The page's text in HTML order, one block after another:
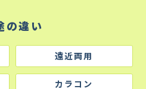
の違い
遠近両用
カラコン